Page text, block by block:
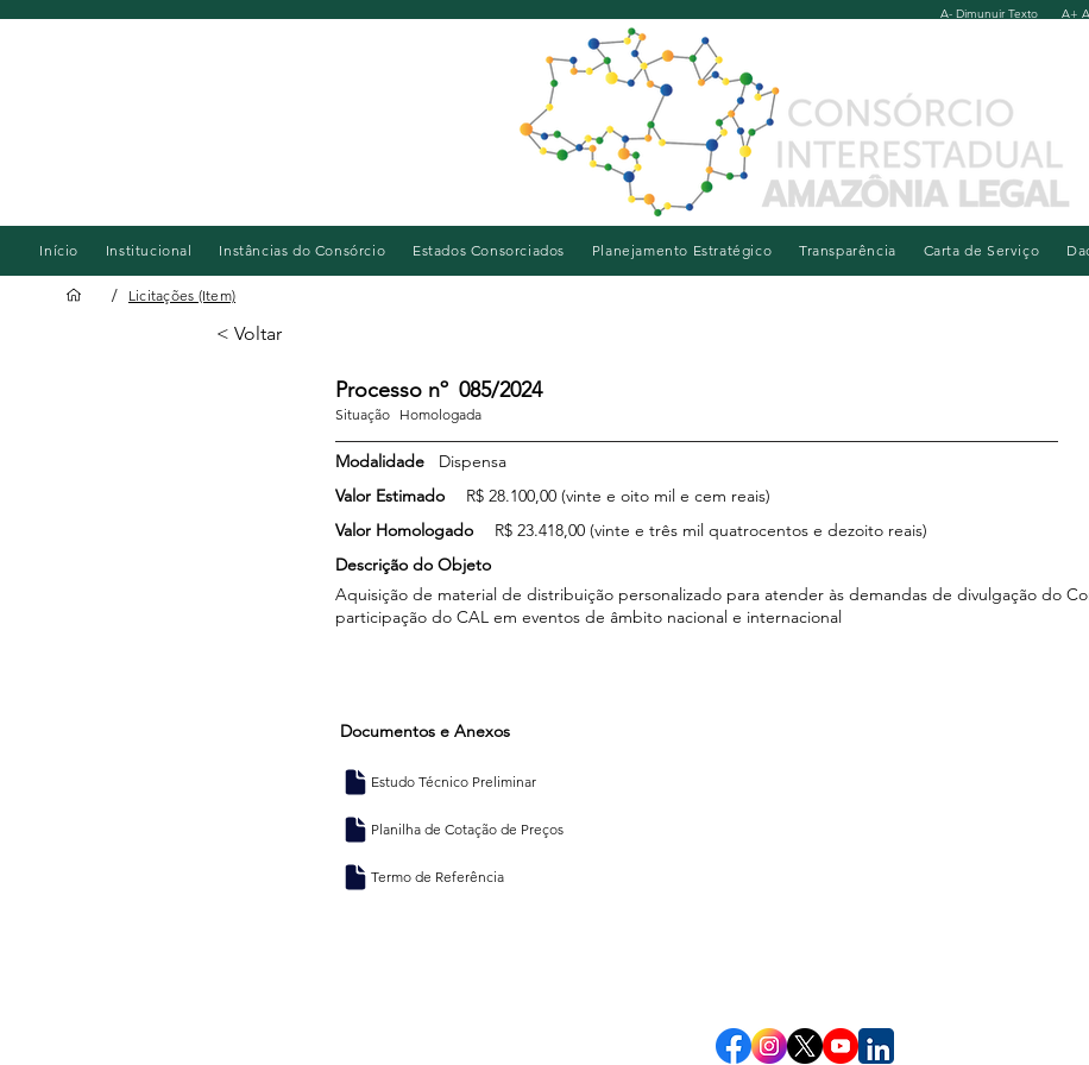
A+
A- Dimunuir Texto
Início Institucional Instâncias do Consórcio Estados Consorciados Planejamento Estratégico Transparência Carta de Serviço
< Voltar
Processo nº 085/2024
Situação Homologada
Modalidade
Dispensa
Valor Estimado
R$ 28.100,00 (vinte e oito mil e cem reais)
Valor Homologado
R$ 23.418,00 (vinte e três mil quatrocentos e dezoito reais)
Descrição do Objeto
Aquisição de material de distribuição personalizado para atender às demandas de divulgação do
participação do CAL em eventos de âmbito nacional e internacional
Documentos e Anexos
Estudo Técnico Preliminar
Planilha de Cotação de Preços
Termo de Referência
/ Licitações (Item)